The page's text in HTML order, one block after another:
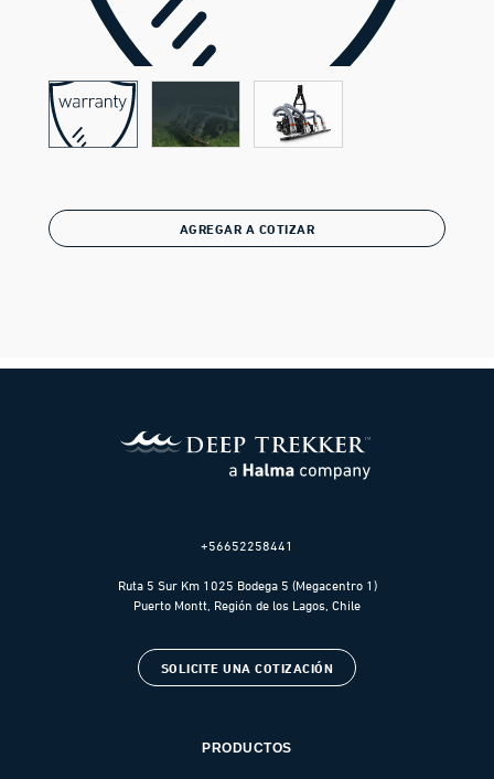
AGREGAR A COTIZAR
+56652258441
Ruta 5 Sur Km 1025 Bodega 5 (Megacentro 1)
Puerto Montt, Región de los Lagos, Chile
SOLICITE UNA COTIZACIÓN
PRODUCTOS